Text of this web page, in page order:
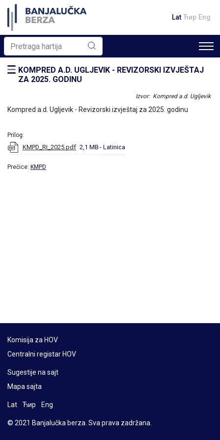
Lat Ћир Eng
KOMPRED A.D. UGLJEVIK - REVIZORSKI IZVJEŠTAJ
ZA 2025. GODINU
Izvor: Kompred a.d. Ugljevik
Kompred a.d. Ugljevik - Revizorski izvještaj za 2025. godinu
Prilog:
KMPD_RI_2025.pdf 2,1 MB - Latinica
Prečice: KMPD
Komisija za HOV
Centralni registar HOV
Sugestije na sajt
Mapa sajta
Lat Ћир Eng
© 2021 Banjalučka berza. Sva prava zadržana.